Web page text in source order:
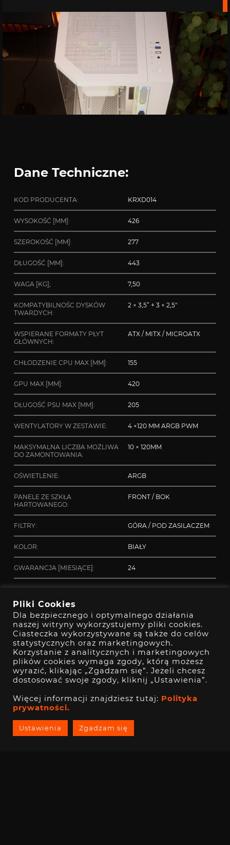
Dane Techniczne:
KOD PRODUCENTA: KRXD014
WYSOKOŚĆ [MM]: 426
SZEROKOŚĆ [MM]: 277
DŁUGOŚĆ [MM]: 443
WAGA [KG]; 7,50
KOMPATYBILNOŚC DYSKÓW
TWARDYCH:
2 × 3,5” + 3 × 2,5″
WSPIERANE FORMATY PŁYT
GŁÓWNYCH:
ATX / MITX / MICROATX
CHŁODZENIE CPU MAX [MM]: 155
GPU MAX [MM]: 420
DŁUGOŚĆ PSU MAX [MM]: 205
WENTYLATORY W ZESTAWIE: 4 ×120 MM ARGB PWM
MAKSYMALNA LICZBA MOŻLIWA
DO ZAMONTOWANIA:
10 × 120MM
OŚWIETLENIE: ARGB
PANELE ZE SZKŁA
HARTOWANEGO:
FRONT / BOK
FILTRY: GÓRA / POD ZASILACZEM
KOLOR: BIAŁY
GWARANCJA [MIESIĄCE]: 24
KRXD014_EMPERO-WHITE-PL
Zestaw zawiera:
4×WENTYLATOR KRUX 120 MM ARGB PWM
1×SPLITTER PWM Z KONTROLEREM ARGB
Pliki Cookies
Dla bezpiecznego i optymalnego działania
naszej witryny wykorzystujemy pliki cookies.
Ciasteczka wykorzystywane są także do celów
statystycznych oraz marketingowych.
Korzystanie z analitycznych i marketingowych
plików cookies wymaga zgody, którą możesz
wyrazić, klikając „Zgadzam się”. Jeżeli chcesz
dostosować swoje zgody, kliknij „Ustawienia”.
Więcej informacji znajdziesz tutaj: Polityka
prywatności.
Ustawienia Zgadzam się